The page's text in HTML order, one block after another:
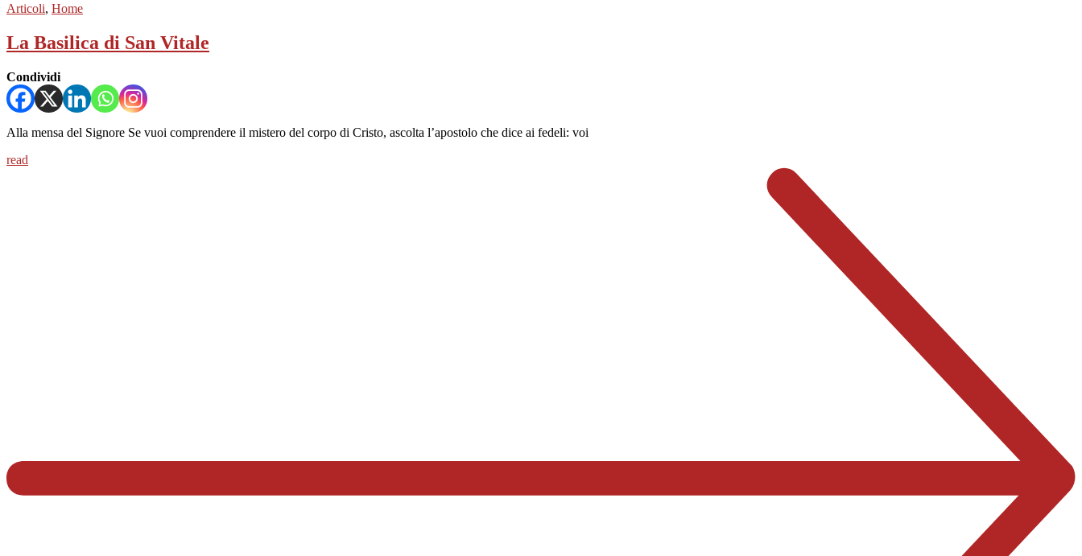
Articoli, Home
La Basilica di San Vitale
Condividi
Alla mensa del Signore Se vuoi comprendere il mistero del corpo di Cristo, ascolta l’apostolo che dice ai fedeli: voi
read